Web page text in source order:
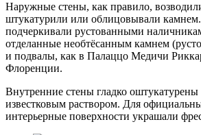
Наружные стены, как правило,
штукатурили или облицовывали
подчеркивали рустованными
отделанные необтёсанным камнем
и подвалы, как в Палаццо Медичи
Флоренции.
Внутренние стены гладко
известковым раствором. Для
интерьерные поверхности украшали